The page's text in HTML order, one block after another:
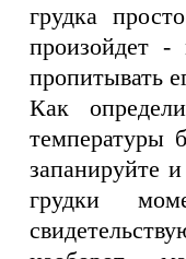
грудка
произойдет -
пропитывать
Как
температуры
запанируйте
грудки